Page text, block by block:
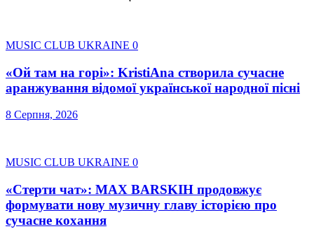
MUSIC CLUB UKRAINE 0
«Ой там на горі»: KristiAna створила сучасне
аранжування відомої української народної пісні
8 Серпня, 2026
MUSIC CLUB UKRAINE 0
«Стерти чат»: MAX BARSKIH продовжує
формувати нову музичну главу історією про
сучасне кохання